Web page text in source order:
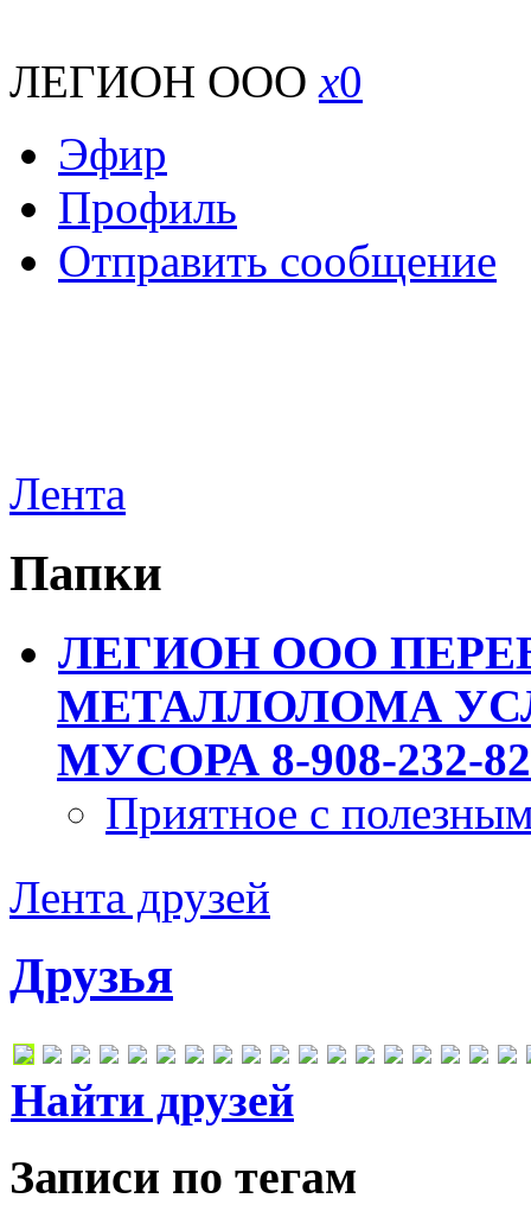
ЛЕГИОН ОООx0
Эфир
Профиль
Отправить сообщение
Лента
Папки
ЛЕГИОН ООО
МЕТАЛЛОЛОМА
МУСОРА 8-908-232-
Приятное с
Лента друзей
Друзья
Найти друзей
Записи по тегам